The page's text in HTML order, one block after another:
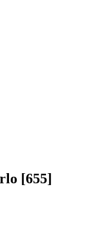
[655]